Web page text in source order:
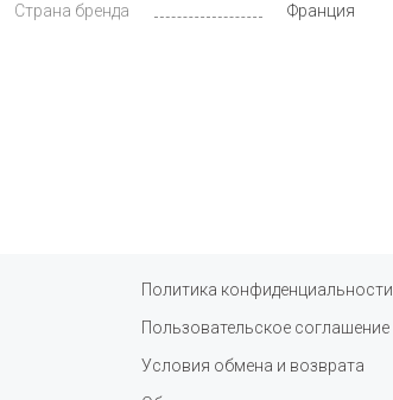
Страна бренда
Франция
Политика конфиденциальности
Пользовательское соглашение
Условия обмена и возврата